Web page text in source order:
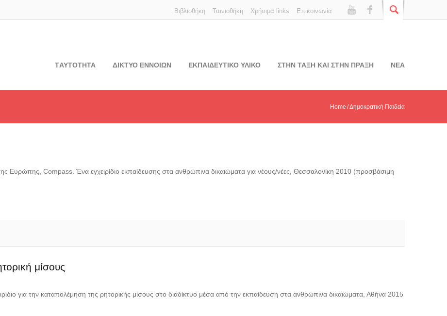
Επικοινωνία
Χρήσιμα links
Ταινιοθήκη
Βιβλιοθήκη
TΑΥΤΟΤΗΤΑ ΔΙΚΤΥΟ ΕΝΝΟΙΩΝ ΕΚΠΑΙΔΕΥΤΙΚΟ ΥΛΙΚΟ ΣΤΗΝ ΤΑΞΗ ΚΑΙ ΣΤΗΝ ΠΡΑΞΗ ΝΕΑ
Home Δημοκρατική Παιδεία
Ευρώπης, Compass. Ένα εγχειρίδιο εκπαίδευσης στα ανθρώπινα δικαιώματα για νέους/νέες, Θεσσαλονίκη 2010 (προσβάσιμη
μίσους
για την καταπολέμηση της ρητορικής μίσους στο διαδίκτυο μέσα από την εκπαίδευση στα ανθρώπινα δικαιώματα, Αθήνα 2015